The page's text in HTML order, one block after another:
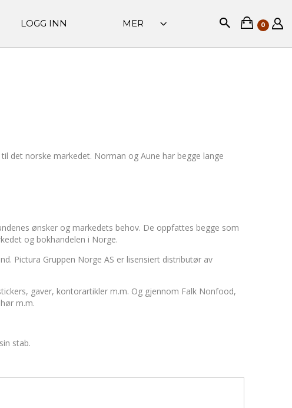
LOGG INN MER 0
det norske markedet. Norman og Aune har begge lange
ønsker og markedets behov. De oppfattes begge som
og bokhandelen i Norge.
Pictura Gruppen Norge AS er lisensiert distributør av
gaver, kontorartikler m.m. Og gjennom Falk Nonfood,
m.m.
stab.